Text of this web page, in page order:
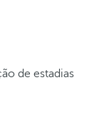
de estadias